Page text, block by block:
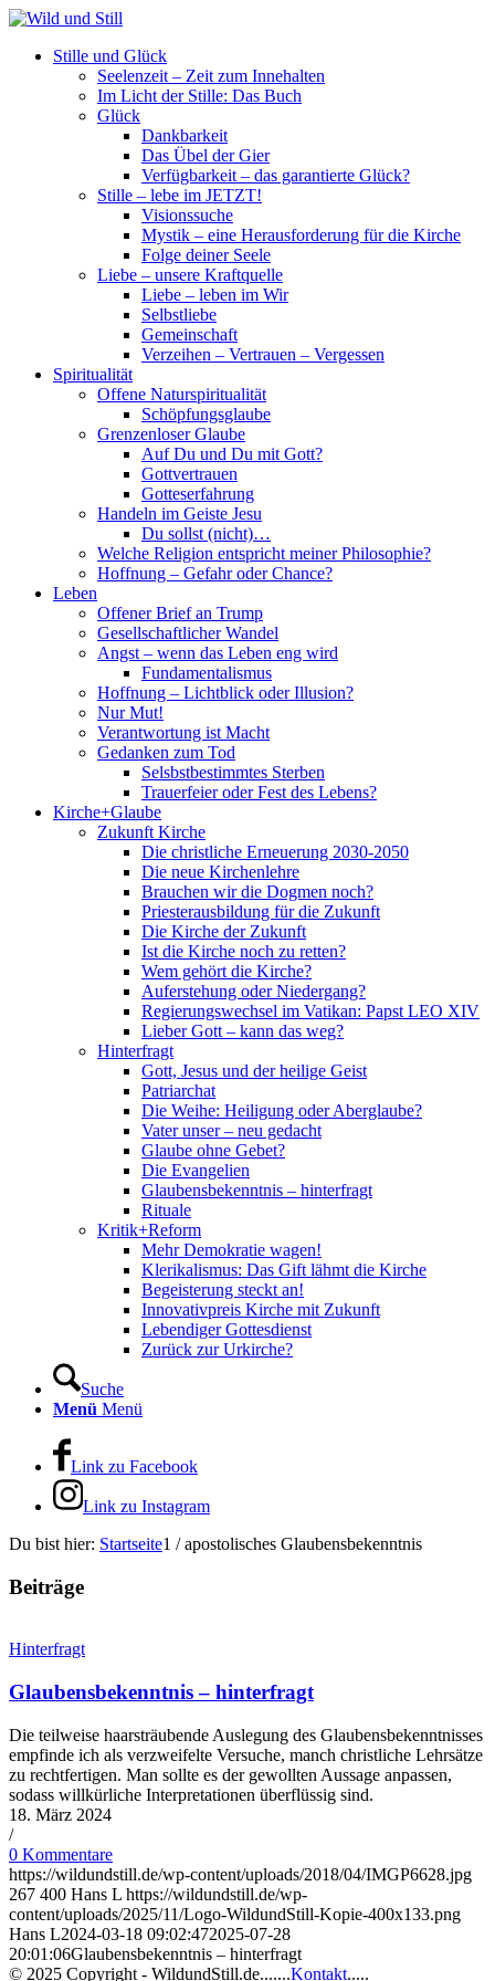
Stille und Glück
Seelenzeit – Zeit zum Innehalten
Im Licht der Stille: Das Buch
Glück
Dankbarkeit
Das Übel der Gier
Verfügbarkeit – das garantierte Glück?
Stille – lebe im JETZT!
Visionssuche
Mystik – eine Herausforderung für die Kirche
Folge deiner Seele
Liebe – unsere Kraftquelle
Liebe – leben im Wir
Selbstliebe
Gemeinschaft
Verzeihen – Vertrauen – Vergessen
Spiritualität
Offene Naturspiritualität
Schöpfungsglaube
Grenzenloser Glaube
Auf Du und Du mit Gott?
Gottvertrauen
Gotteserfahrung
Handeln im Geiste Jesu
Du sollst (nicht)…
Welche Religion entspricht meiner Philosophie?
Hoffnung – Gefahr oder Chance?
Leben
Offener Brief an Trump
Gesellschaftlicher Wandel
Angst – wenn das Leben eng wird
Fundamentalismus
Hoffnung – Lichtblick oder Illusion?
Nur Mut!
Verantwortung ist Macht
Gedanken zum Tod
Selsbstbestimmtes Sterben
Trauerfeier oder Fest des Lebens?
Kirche+Glaube
Zukunft Kirche
Die christliche Erneuerung 2030-2050
Die neue Kirchenlehre
Brauchen wir die Dogmen noch?
Priesterausbildung für die Zukunft
Die Kirche der Zukunft
Ist die Kirche noch zu retten?
Wem gehört die Kirche?
Auferstehung oder Niedergang?
Regierungswechsel im Vatikan: Papst LEO XIV
Lieber Gott – kann das weg?
Hinterfragt
Gott, Jesus und der heilige Geist
Patriarchat
Die Weihe: Heiligung oder Aberglaube?
Vater unser – neu gedacht
Glaube ohne Gebet?
Die Evangelien
Glaubensbekenntnis – hinterfragt
Rituale
Kritik+Reform
Mehr Demokratie wagen!
Klerikalismus: Das Gift lähmt die Kirche
Begeisterung steckt an!
Innovativpreis Kirche mit Zukunft
Lebendiger Gottesdienst
Zurück zur Urkirche?
Suche
Menü Menü
Link zu Facebook
Link zu Instagram
Du bist hier: Startseite1 / apostolisches Glaubensbekenntnis
Beiträge
Hinterfragt
Glaubensbekenntnis – hinterfragt
Die teilweise haarsträubende Auslegung des Glaubensbekenntnisses
empfinde ich als verzweifelte Versuche, manch christliche Lehrsätze
zu rechtfertigen. Man sollte es der gewollten Aussage anpassen,
sodass willkürliche Interpretationen überflüssig sind.
18. März 2024
/
0 Kommentare
https://wildundstill.de/wp-content/uploads/2018/04/IMGP6628.jpg
267 400 Hans L https://wildundstill.de/wp-
content/uploads/2025/11/Logo-WildundStill-Kopie-400x133.png
Hans L2024-03-18 09:02:472025-07-28
20:01:06Glaubensbekenntnis – hinterfragt
© 2025 Copyright - WildundStill.de.......Kontakt.....